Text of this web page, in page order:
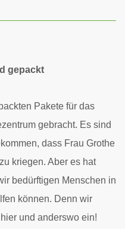
gepackt
Pakete für das
gebracht. Es sind
dass Frau Grothe
kriegen. Aber es hat
bedürftigen Menschen in
können. Denn wir
und anderswo ein!